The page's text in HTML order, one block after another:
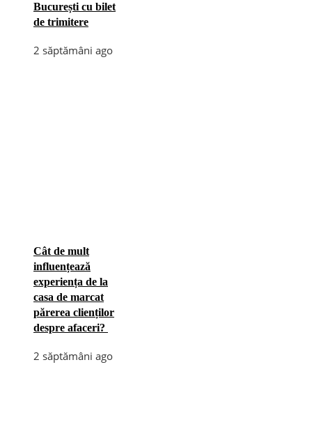
București cu bilet
de trimitere
2 săptămâni ago
Cât de mult
influențează
experiența de la
casa de marcat
părerea clienților
despre afaceri?
2 săptămâni ago